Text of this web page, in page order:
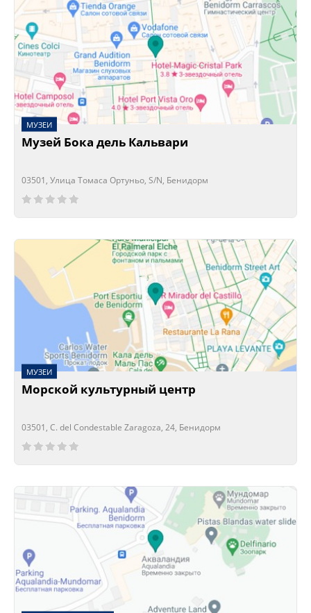
МУЗЕИ
Музей Бока дель Кальвари
03501, Улица Томаса Ортуньо, S/N, Бенидорм
Сейчас открыто!
Сейчас закрыто!
МУЗЕИ
Морской культурный центр
03501, C. del Condestable Zaragoza, 24, Бенидорм
Сейчас открыто!
Сейчас закрыто!